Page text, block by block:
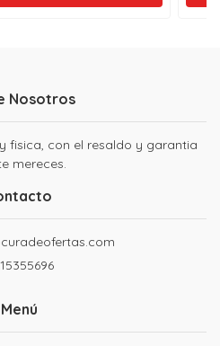
Nosotros
fisica, con el resaldo y garantia
mereces.
Menú